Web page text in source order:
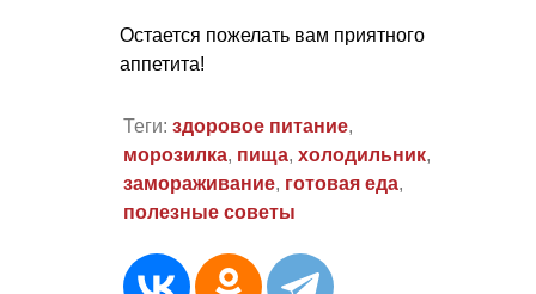
Остается пожелать вам приятного
аппетита!
Теги: здоровое питание,
морозилка, пища, холодильник,
замораживание, готовая еда,
полезные советы